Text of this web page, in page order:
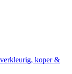
koper &